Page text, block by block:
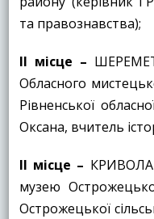
та правознавства);
ІІ місце –
Обласного
Рівненської
Оксана, вчитель
ІІ місце –
музею
Острожецької